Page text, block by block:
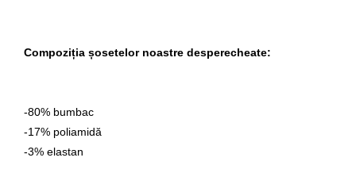
Compoziția șosetelor noastre desperecheate:
-80% bumbac
-17% poliamidă
-3% elastan